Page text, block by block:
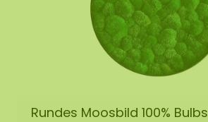
Rundes Moosbild 100% Bulbs